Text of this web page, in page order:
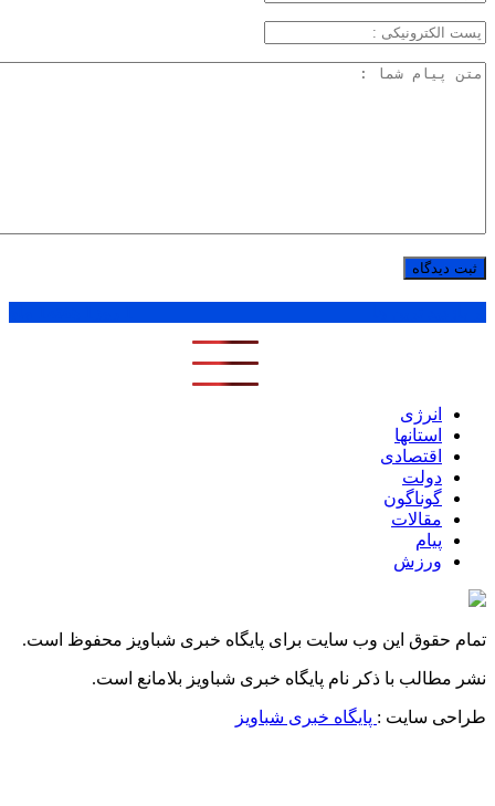
انرژی
استانها
اقتصادی
دولت
گوناگون
مقالات
پیام
ورزش
تمام حقوق این وب سایت برای پایگاه خبری شباویز محفوظ است.
نشر مطالب با ذکر نام پایگاه خبری شباویز بلامانع است.
طراحی سایت : پایگاه خبری شباویز